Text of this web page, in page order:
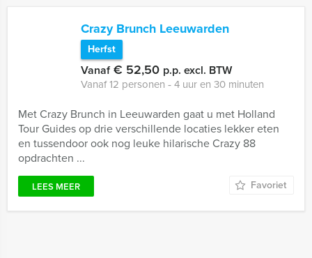
Crazy Brunch Leeuwarden
Herfst
Vanaf€ 52,50 p.p. excl. BTW
Vanaf 12 personen ‐ 4 uur en 30 minuten
Met Crazy Brunch in Leeuwarden gaat u met Holland
Tour Guides op drie verschillende locaties lekker eten
en tussendoor ook nog leuke hilarische Crazy 88
opdrachten ...
LEES MEER Favoriet